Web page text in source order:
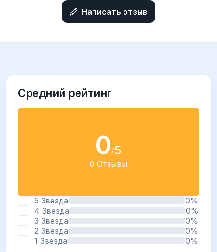
Написать отзыв
Средний рейтинг
0/5
0 Отзывы
5 Звезда
0%
4 Звезда
0%
3 Звезда
0%
2 Звезда
0%
1 Звезда
0%